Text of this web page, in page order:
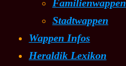
Familienwappen
Stadtwappen
Wappen Infos
Heraldik Lexikon